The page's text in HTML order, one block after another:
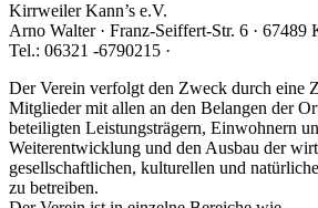
Kirrweiler Kann’s e.V.
Arno Walter · Franz-Seiffert-Str. 6 · 67489
Tel.: 06321 -6790215 ·
Der Verein verfolgt den Zweck durch eine
Mitglieder mit allen an den Belangen der
beteiligten Leistungsträgern, Einwohnern
Weiterentwicklung und den Ausbau der
gesellschaftlichen, kulturellen und
zu betreiben.